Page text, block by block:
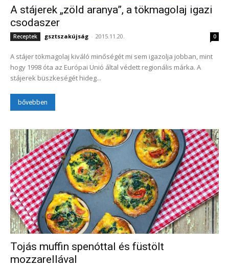
A stájerek „zöld aranya”, a tökmagolaj igazi
csodaszer
Receptek gsztszakújság - 2015.11.20. 0
A stájer tökmagolaj kiváló minőségét mi sem igazolja jobban, mint
hogy 1998 óta az Európai Unió által védett regionális márka. A
stájerek büszkeségét hideg...
bővebben
Tojás muffin spenóttal és füstölt
mozzarellával